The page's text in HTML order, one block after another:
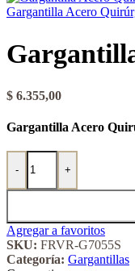
Gargantilla Acero
$ 6.355,00
Gargantilla Acero
-
Gargantilla Acero
+
Agregar a favoritos
SKU: FRVR-G7055S
Categoría: Gargantillas